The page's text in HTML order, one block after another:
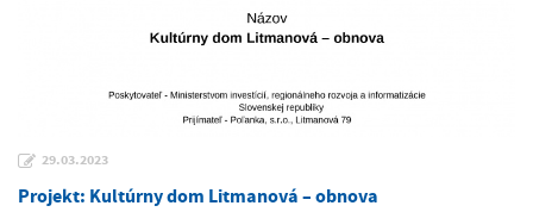
29.03.2023
Projekt: Kultúrny dom Litmanová – obnova